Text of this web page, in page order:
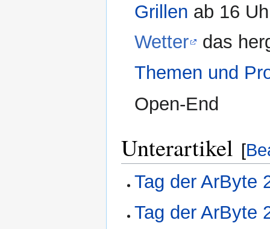
Grillen ab 16
Wetter
das
Themen und
Open-End
Unterartikel [
Tag der ArByte
Tag der ArByte